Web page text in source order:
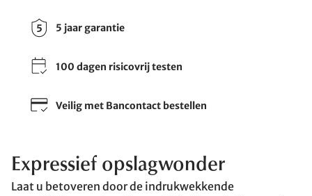
5 jaar garantie
100 dagen risicovrij testen
Veilig met Bancontact bestellen
Expressief opslagwonder
Laat u betoveren door de indrukwekkende